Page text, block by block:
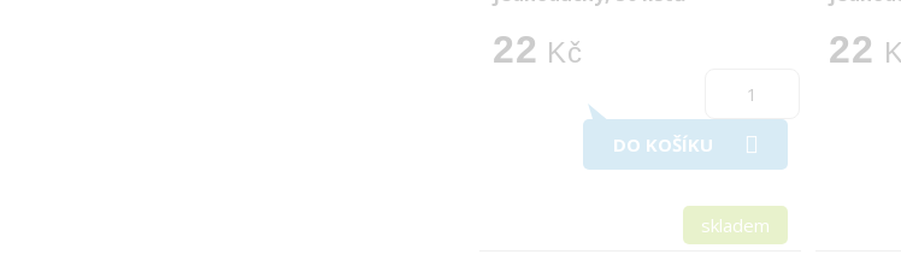
22 Kč
DO KOŠÍKU
skladem
22